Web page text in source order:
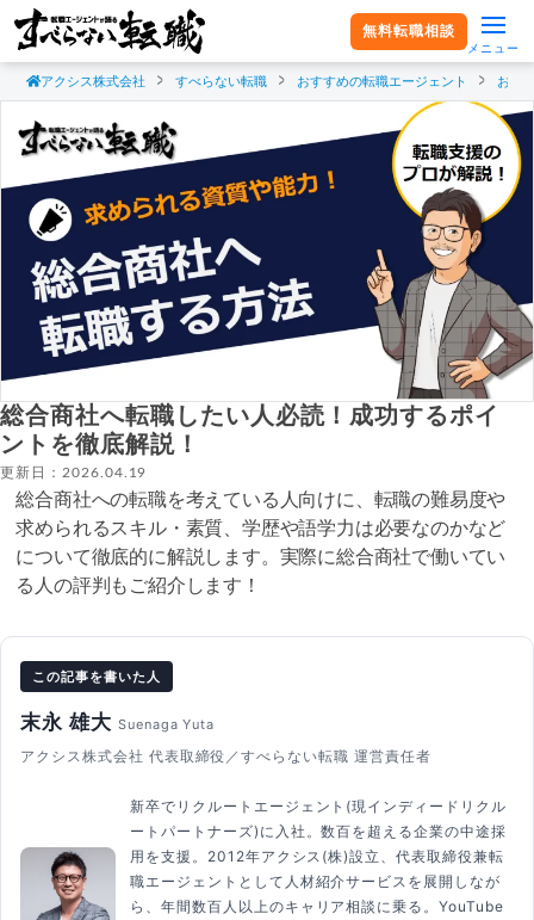
無料転職相談
メニュー
アクシス株式会社 すべらない転職 おすすめの転職エージェント おす
総合商社へ転職したい人必読！成功するポイ
ントを徹底解説！
更新日：2026.04.19
総合商社への転職を考えている人向けに、転職の難易度や
求められるスキル・素質、学歴や語学力は必要なのかなど
について徹底的に解説します。実際に総合商社で働いてい
る人の評判もご紹介します！
この記事を書いた人
末永 雄大 Suenaga Yuta
アクシス株式会社 代表取締役／すべらない転職 運営責任者
新卒でリクルートエージェント(現インディードリクル
ートパートナーズ)に入社。数百を超える企業の中途採
用を支援。2012年アクシス(株)設立、代表取締役兼転
職エージェントとして人材紹介サービスを展開しなが
ら、年間数百人以上のキャリア相談に乗る。YouTube